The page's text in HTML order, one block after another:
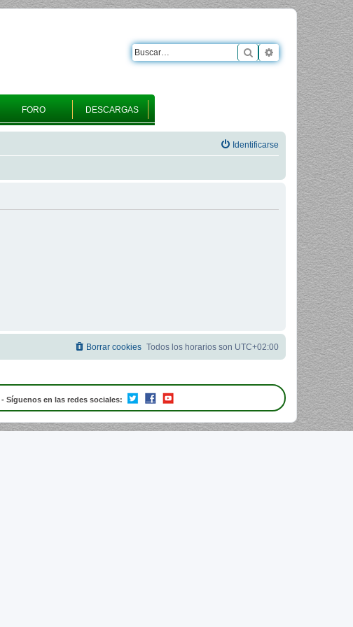
FORO DESCARGAS
Buscar Búsqueda
Identificarse
Todos los horarios son UTC+02:00
Borrar cookies
- Síguenos en las redes sociales: